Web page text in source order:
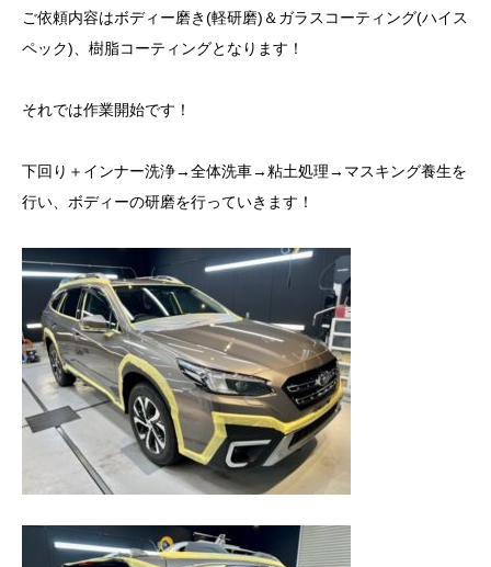
ご依頼内容はボディー磨き(軽研磨)＆ガラスコーティング(ハイス
ペック)、樹脂コーティングとなります！
それでは作業開始です！
下回り＋インナー洗浄→全体洗車→粘土処理→マスキング養生を
行い、ボディーの研磨を行っていきます！